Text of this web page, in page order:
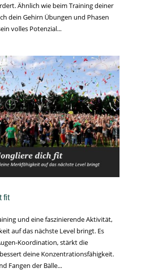
Ähnlich wie beim Training deiner
dein Gehirn Übungen und Phasen
volles Potenzial...
fit
und eine faszinierende Aktivität,
auf das nächste Level bringt. Es
Koordination, stärkt die
deine Konzentrationsfähigkeit.
Fangen der Bälle...